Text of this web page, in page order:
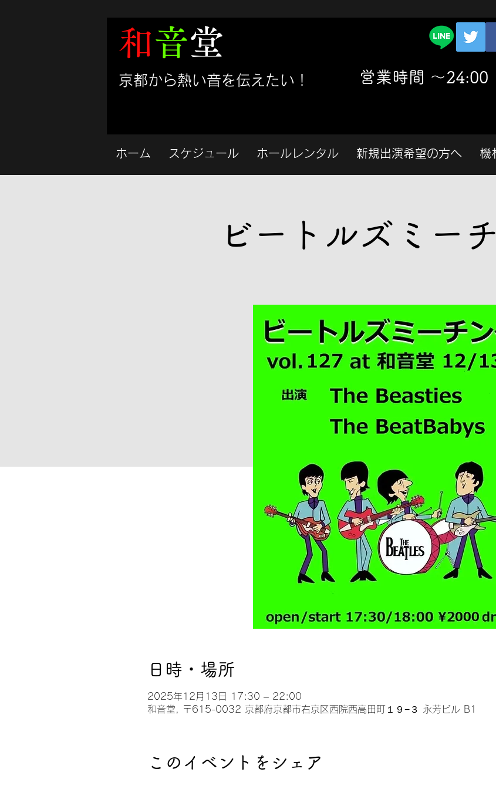
和音堂
​京都から熱い音を伝えたい！ ​営業時間 〜24:00
ホーム スケジュール ホールレンタル 新規出演希望の方へ 機
ビートルズミー
日時・場所
2025年12月13日 17:30 – 22:00
和音堂, 〒615-0032 京都府京都市右京区西院西高田町１９−３ 永芳ビル B1
このイベントをシェア